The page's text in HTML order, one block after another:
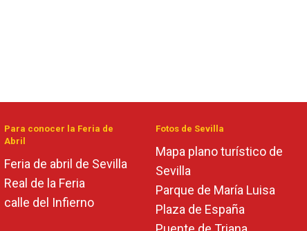
Para conocer la Feria de
Abril
Feria de abril de Sevilla
Real de la Feria
calle del Infierno
Fotos de Sevilla
Mapa plano turístico de
Sevilla
Parque de María Luisa
Plaza de España